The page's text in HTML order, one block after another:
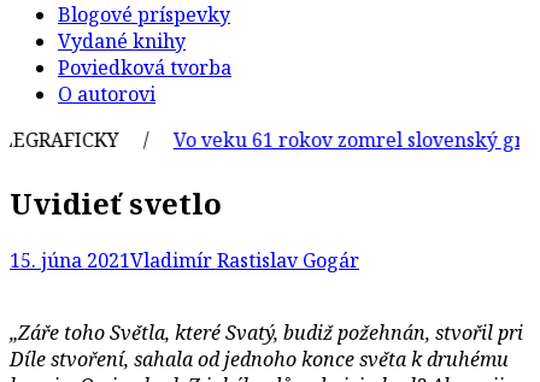
Blogové príspevky
Vydané knihy
Poviedková tvorba
O autorovi
/
Vo veku 61 rokov zomrel slovenský grafik
Uvidieť svetlo
15. júna 2021Vladimír Rastislav Gogár
„Záře toho Světla, které Svatý, budiž požehnán, stvořil pri
Díle stvoření, sahala od jednoho konce světa k druhému